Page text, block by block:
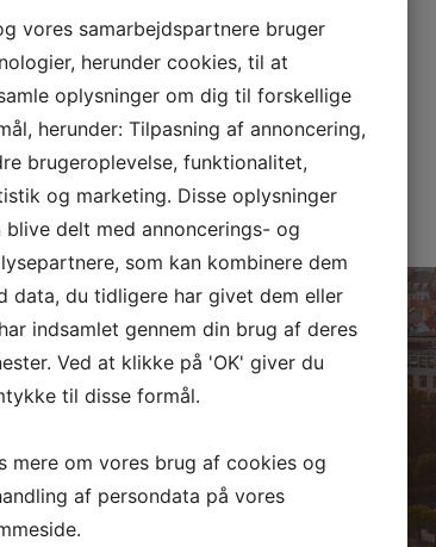
i
N
a
vE
a
l
e
s
vores samarbejdspartnere bruger
herunder cookies, til at
oplysninger om dig til forskellige
herunder: Tilpasning af annoncering,
brugeroplevelse, funktionalitet,
og marketing. Disse oplysninger
blive delt med annoncerings- og
som kan kombinere dem
data, du tidligere har givet dem eller
indsamlet gennem din brug af deres
Ved at klikke på 'OK' giver du
til disse formål.
mere om vores brug af cookies og
af persondata på vores